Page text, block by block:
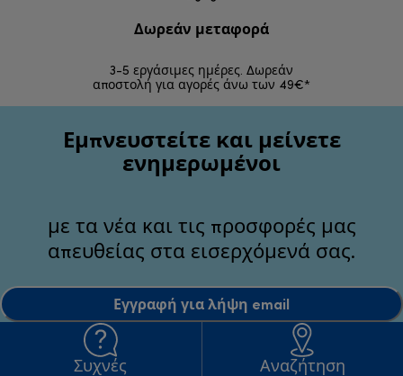
Δωρεάν μεταφορά
3-5 εργάσιμες ημέρες. Δωρεάν
αποστολή για αγορές άνω των 49€*
Εμπνευστείτε και μείνετε
ενημερωμένοι
με τα νέα και τις προσφορές μας
απευθείας στα εισερχόμενά σας.
Εγγραφή για λήψη email
Συχνές
Αναζήτηση